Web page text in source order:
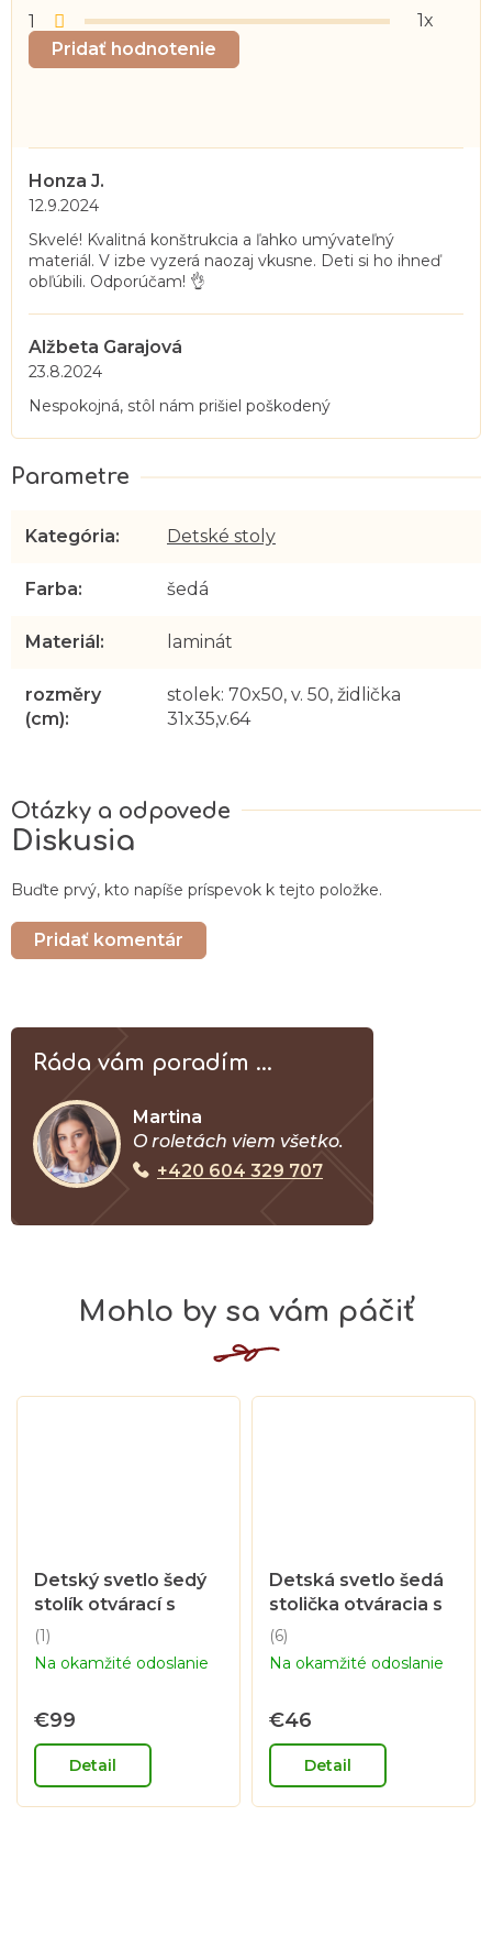
Detský svetlo šedý
stolík otvárací s
dvoma priehradkami
Priemerné
hodnotenie
5,0
z
hviezdičiek.
(1)
Na okamžité odoslanie
€99
Detail
Detská svetlo šedá
stolička otváracia s
priehradkou
Priemerné
hodnotenie
4,8
z
hviezdičiek.
(6)
Na okamžité odoslanie
€46
Detail
1
1x
Pridať hodnotenie
p
s
h
n
o
t
e
n
Honza J.
12.9.2024
Skvelé! Kvalitná konštrukcia a ľahko umývateľný
materiál. V izbe vyzerá naozaj vkusne. Deti si ho ihneď
obľúbili. Odporúčam! 👌
Alžbeta Garajová
23.8.2024
Nespokojná, stôl nám prišiel poškodený
Diskusia
Buďte prvý, kto napíše príspevok k tejto položke.
Pridať komentár
Kategória: Detské stoly
Farba: šedá
Materiál: laminát
rozměry
(cm):
stolek: 70x50, v. 50, židlička
31x35,v.64
Ráda vám poradím ...
Martina
O roletách viem všetko.
+420 604 329 707